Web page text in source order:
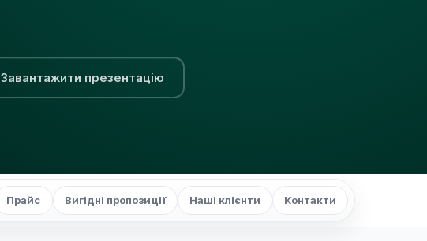
Завантажити презентацію
Прайс Вигідні пропозиції Наші клієнти Контакти